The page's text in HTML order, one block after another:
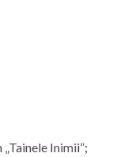
Inimii”;